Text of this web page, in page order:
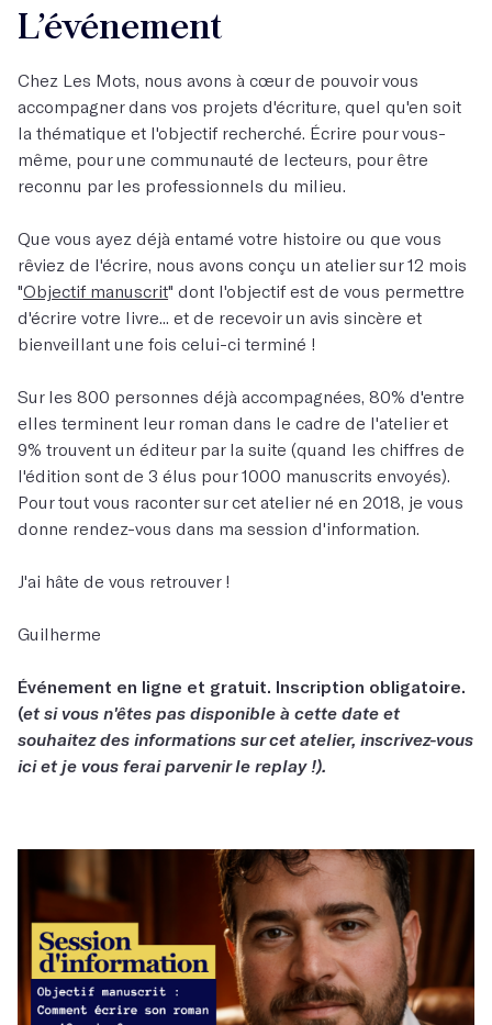
L’événement
Chez Les Mots, nous avons à cœur de pouvoir vous
accompagner dans vos projets d'écriture, quel qu'en soit
la thématique et l'objectif recherché. Écrire pour vous-
même, pour une communauté de lecteurs, pour être
reconnu par les professionnels du milieu.
Que vous ayez déjà entamé votre histoire ou que vous
rêviez de l'écrire, nous avons conçu un atelier sur 12 mois
"Objectif manuscrit" dont l'objectif est de vous permettre
d'écrire votre livre... et de recevoir un avis sincère et
bienveillant une fois celui-ci terminé !
Sur les 800 personnes déjà accompagnées, 80% d'entre
elles terminent leur roman dans le cadre de l'atelier et
9% trouvent un éditeur par la suite (quand les chiffres de
l'édition sont de 3 élus pour 1000 manuscrits envoyés).
Pour tout vous raconter sur cet atelier né en 2018, je vous
donne rendez-vous dans ma session d'information.
J'ai hâte de vous retrouver !
Guilherme
Événement en ligne et gratuit. Inscription obligatoire.
(et si vous n'êtes pas disponible à cette date et
souhaitez des informations sur cet atelier, inscrivez-vous
ici et je vous ferai parvenir le replay !).